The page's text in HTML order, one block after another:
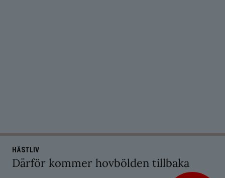
HÄSTLIV
Därför kommer hovbölden tillbaka